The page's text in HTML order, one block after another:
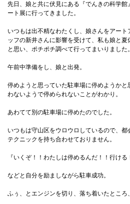
先日、娘と共に伏見にある『でんきの科学
ート展に行ってきました。
いつもは出不精なわたくし、娘さんをアー
ッフの新井さんに影響を受けて、私も娘と
と思い、ポチポチ調べて行ってまいりました。
午前中準備をし、娘と出発。
停めようと思っていた駐車場に停めようか
わないようで停められないことがわかり。
あわてて別の駐車場に停めたのでした。
いつもは守山区をウロウロしているので、
テクニックを持ち合わせておりません。
『いくぞ！！わたしは停めるんだ！！行ける
などと自分を励ましながら駐車成功。
ふぅ、とエンジンを切り、落ち着いたところ